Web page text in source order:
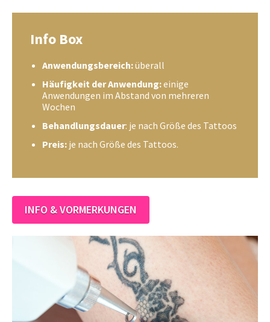
Info Box
Anwendungsbereich:überall
Häufigkeit der Anwendung:einige
Anwendungen im Abstand von mehreren
Wochen
Behandlungsdauer: je nach Größe des Tattoos
Preis: je nach Größe des Tattoos.
INFO & VORMERKUNGEN